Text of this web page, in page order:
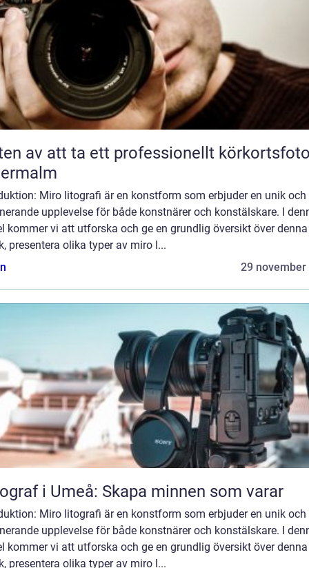
av att ta ett professionellt
Miro litografi är en konstform som erbjuder en unik och
upplevelse för både konstnärer och konstälskare. I
kommer vi att utforska och ge en grundlig översikt över denna
presentera olika typer av miro l...
29 november
i Umeå: Skapa minnen som varar
Miro litografi är en konstform som erbjuder en unik och
upplevelse för både konstnärer och konstälskare. I
kommer vi att utforska och ge en grundlig översikt över denna
presentera olika typer av miro l...